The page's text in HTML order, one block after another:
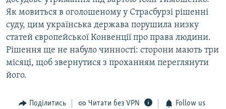
Як мовиться в оголошеному у Страсбурзі рішенні
суду, цим українська держава порушила низку
статей європейської Конвенції про права людини.
Рішення ще не набуло чинності: сторони мають три
місяці, щоб звернутися з проханням переглянути
його.
Поділитись Читати без VPN Follow us